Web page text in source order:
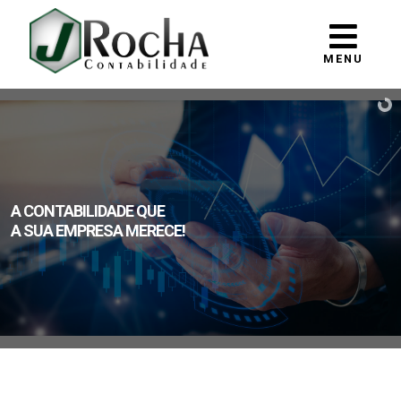
MENU
A CONTABILIDADE QUE
A SUA EMPRESA MERECE!